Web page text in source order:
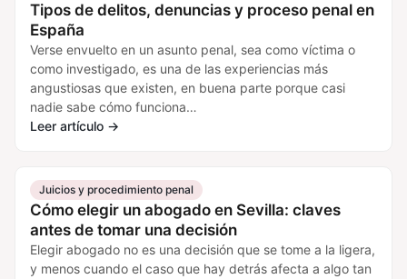
Tipos de delitos, denuncias y proceso penal en
España
Verse envuelto en un asunto penal, sea como víctima o
como investigado, es una de las experiencias más
angustiosas que existen, en buena parte porque casi
nadie sabe cómo funciona…
Leer artículo →
Juicios y procedimiento penal
Cómo elegir un abogado en Sevilla: claves
antes de tomar una decisión
Elegir abogado no es una decisión que se tome a la ligera,
y menos cuando el caso que hay detrás afecta a algo tan